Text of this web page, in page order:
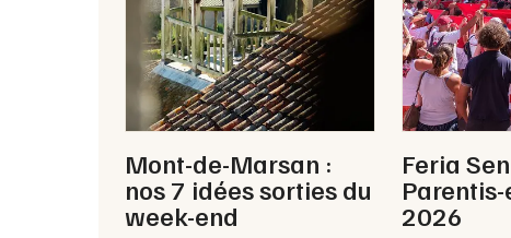
Mont-de-Marsan :
nos 7 idées sorties du
week-end
Feria
2026